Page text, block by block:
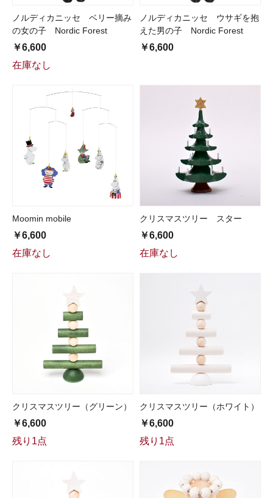
ノルディカニッセ ベリー摘み
の女の子 Nordic Forest
￥6,600
在庫なし
ノルディカニッセ ウサギを抱
えた男の子 Nordic Forest
￥6,600
Moomin mobile
￥6,600
在庫なし
クリスマスツリー スター
￥6,600
在庫なし
クリスマスツリー（グリーン）
￥6,600
残り1点
クリスマスツリー（ホワイト）
￥6,600
残り1点